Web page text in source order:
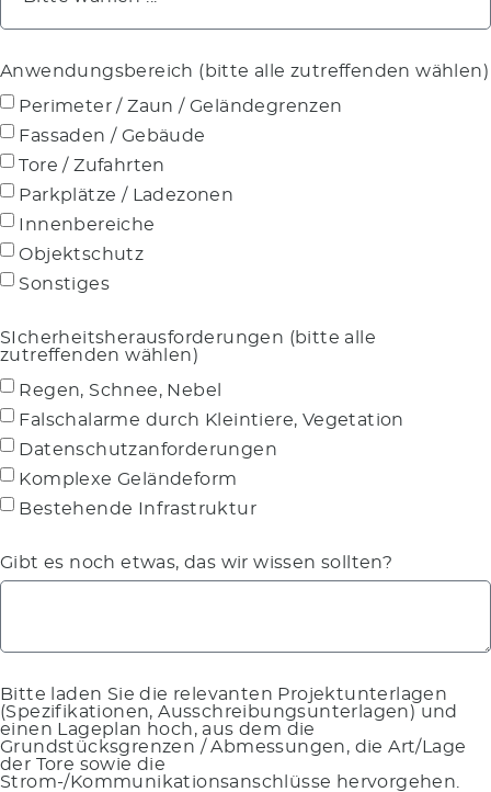
Anwendungsbereich (bitte alle zutreffenden wählen)
Perimeter / Zaun / Geländegrenzen
Fassaden / Gebäude
Tore / Zufahrten
Parkplätze / Ladezonen
Innenbereiche
Objektschutz
Sonstiges
SIcherheitsherausforderungen (bitte alle
zutreffenden wählen)
Regen, Schnee, Nebel
Falschalarme durch Kleintiere, Vegetation
Datenschutzanforderungen
Komplexe Geländeform
Bestehende Infrastruktur
Gibt es noch etwas, das wir wissen sollten?
Bitte laden Sie die relevanten Projektunterlagen
(Spezifikationen, Ausschreibungsunterlagen) und
einen Lageplan hoch, aus dem die
Grundstücksgrenzen / Abmessungen, die Art/Lage
der Tore sowie die
Strom-/Kommunikationsanschlüsse hervorgehen.